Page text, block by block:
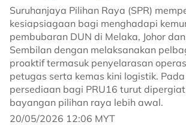
Suruhanjaya Pilihan Raya (SPR)
kesiapsiagaan bagi menghadapi
pembubaran DUN di Melaka, Johor
Sembilan dengan melaksanakan
proaktif termasuk penyelarasan
petugas serta kemas kini logistik.
persediaan bagi PRU16 turut
bayangan pilihan raya lebih awal.
20/05/2026 12:06 MYT